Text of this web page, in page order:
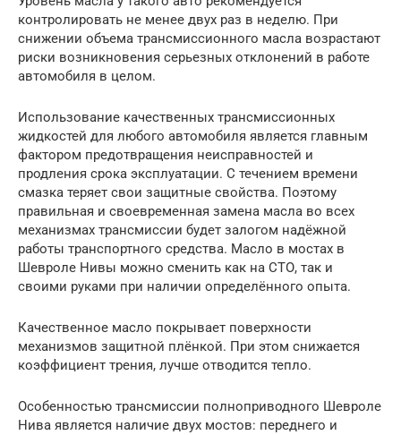
контролировать не менее двух раз в неделю. При
снижении объема трансмиссионного масла возрастают
риски возникновения серьезных отклонений в работе
автомобиля в целом.
Использование качественных трансмиссионных
жидкостей для любого автомобиля является главным
фактором предотвращения неисправностей и
продления срока эксплуатации. С течением времени
смазка теряет свои защитные свойства. Поэтому
правильная и своевременная замена масла во всех
механизмах трансмиссии будет залогом надёжной
работы транспортного средства. Масло в мостах в
Шевроле Нивы можно сменить как на СТО, так и
своими руками при наличии определённого опыта.
Качественное масло покрывает поверхности
механизмов защитной плёнкой. При этом снижается
коэффициент трения, лучше отводится тепло.
Особенностью трансмиссии полноприводного Шевроле
Нива является наличие двух мостов: переднего и